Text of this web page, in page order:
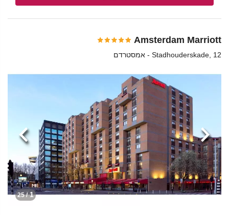
Amsterdam Marriott
Stadhouderskade, 12 - אמסטרדם
1
/ 25
הקודמת הבא